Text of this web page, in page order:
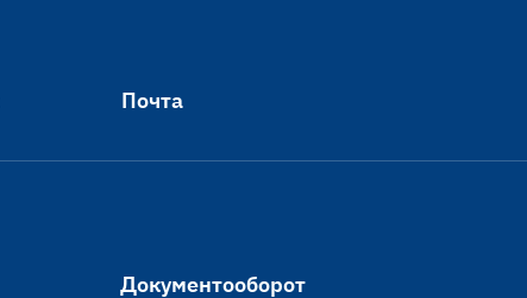
Почта
Документооборот